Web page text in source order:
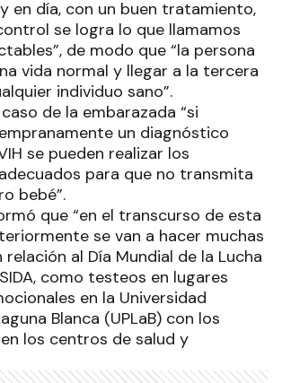
en día, con un buen tratamiento,
se logra lo que llamamos
de modo que “la persona
vida normal y llegar a la tercera
individuo sano”.
de la embarazada “si
un diagnóstico
se pueden realizar los
para que no transmita
bebé”.
que “en el transcurso de esta
se van a hacer muchas
al Día Mundial de la Lucha
como testeos en lugares
en la Universidad
Blanca (UPLaB) con los
los centros de salud y